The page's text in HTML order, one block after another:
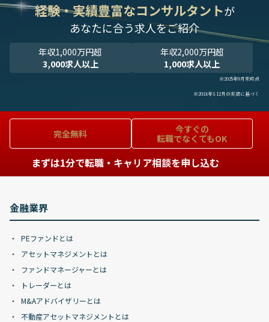
経験・実績豊富なコンサルタントが
あなたに合う求人をご紹介
年収1,000万円超
3,000求人以上
年収2,000万円超
1,000求人以上
※2025年9月末時点
※2024年1-12月の実績に基づく
完全無料
今すぐの
転職でなくてもOK
まずは1分で転職・キャリア相談を申し込む
金融業界
PEファンドとは
アセットマネジメントとは
ファンドマネージャーとは
トレーダーとは
M&Aアドバイザリーとは
不動産アセットマネジメントとは